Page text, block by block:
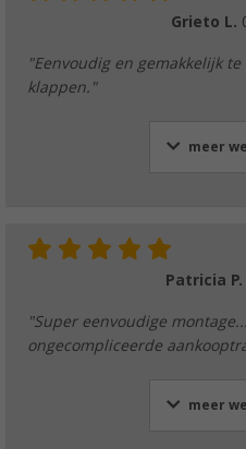
Grieto L.
"Eenvoudig en gemakkelijk
klappen."
meer
Patricia P.
"Super eenvoudige
ongecompliceerde
meer